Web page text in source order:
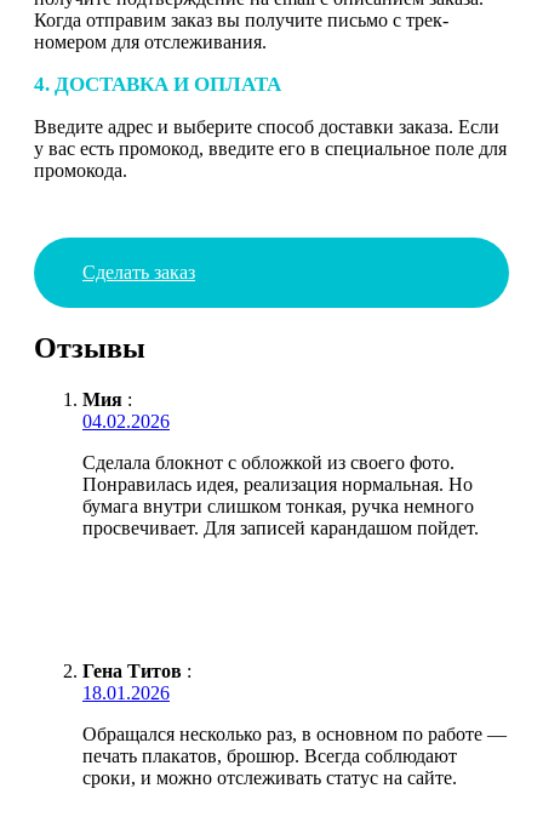
Когда отправим заказ вы получите письмо с трек-
номером для отслеживания.
4. ДОСТАВКА И ОПЛАТА
Введите адрес и выберите способ доставки заказа. Если
у вас есть промокод, введите его в специальное поле для
промокода.
Сделать заказ
Отзывы
Мия :
04.02.2026
Сделала блокнот с обложкой из своего фото.
Понравилась идея, реализация нормальная. Но
бумага внутри слишком тонкая, ручка немного
просвечивает. Для записей карандашом пойдет.
Гена Титов :
18.01.2026
Обращался несколько раз, в основном по работе —
печать плакатов, брошюр. Всегда соблюдают
сроки, и можно отслеживать статус на сайте.